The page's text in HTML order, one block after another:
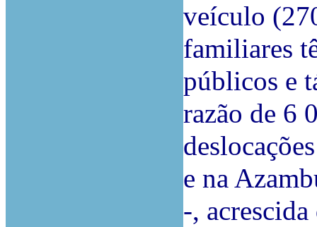
veículo
familiares
públicos e
razão de 6
e na
-,